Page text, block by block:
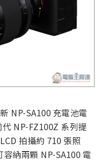
NP-SA100 充電池電
NP-FZ100Z 系列提
拍攝約 710 張照
納兩顆 NP-SA100 電